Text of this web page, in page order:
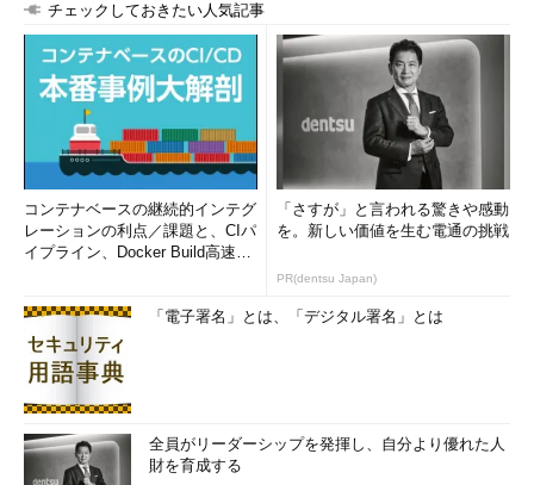
チェックしておきたい人気記事
コンテナベースの継続的インテグ
レーションの利点／課題と、CIパ
イプライン、Docker Build高速化
「さすが」と言われる驚きや感動
を。新しい価値を生む電通の挑戦
PR(dentsu Japan)
「電子署名」とは、「デジタル署名」とは
全員がリーダーシップを発揮し、自分より優れた人
財を育成する